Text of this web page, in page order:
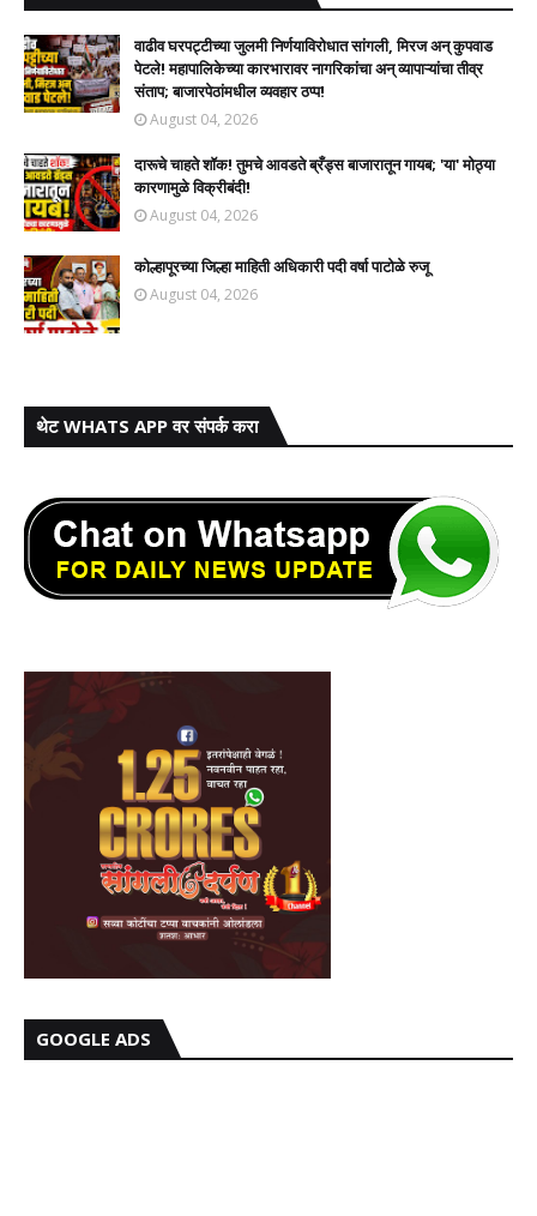
वाढीव घरपट्टीच्या जुलमी निर्णयाविरोधात सांगली, मिरज अन् कुपवाड
पेटले! महापालिकेच्या कारभारावर नागरिकांचा अन् व्यापाऱ्यांचा तीव्र
संताप; बाजारपेठांमधील व्यवहार ठप्प!​
August 04, 2026
दारूचे चाहते शॉक! तुमचे आवडते ब्रँड्स बाजारातून गायब; 'या' मोठ्या
कारणामुळे विक्रीबंदी!
August 04, 2026
कोल्हापूरच्या जिल्हा माहिती अधिकारी पदी वर्षा पाटोळे रुजू
August 04, 2026
थेट WHATS APP वर संपर्क करा
GOOGLE ADS